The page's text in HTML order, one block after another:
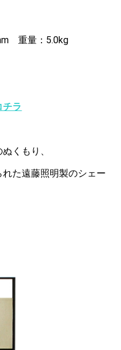
重量：5.0kg
チラ
くもり、
た遠藤照明製のシェー